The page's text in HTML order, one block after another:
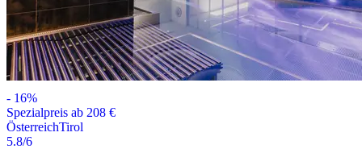
- 16%
Spezialpreis ab 208 €
ÖsterreichTirol
5.8/6